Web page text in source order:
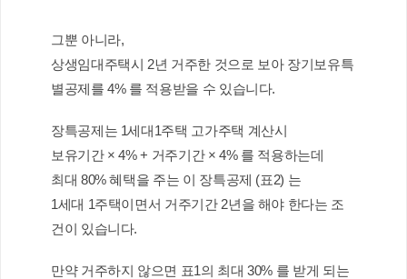
그뿐 아니라,
상생임대주택시 2년 거주한 것으로 보아 장기보유특
별공제를 4% 를 적용받을 수 있습니다.
장특공제는 1세대1주택 고가주택 계산시
보유기간 × 4% + 거주기간 × 4% 를 적용하는데
최대 80% 혜택을 주는 이 장특공제 (표2) 는
1세대 1주택이면서 거주기간 2년을 해야 한다는 조
건이 있습니다.
만약 거주하지 않으면 표1의 최대 30% 를 받게 되는